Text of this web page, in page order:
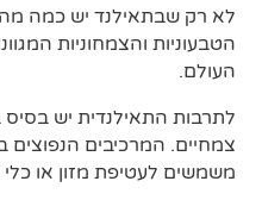
לא רק שבתאילנד יש כמה
הטבעוניות והצמחוניות
העולם.
לתרבות התאילנדית יש
צמחיים. המרכיבים הנפוצים
משמשים לעטיפת מזון או כלי